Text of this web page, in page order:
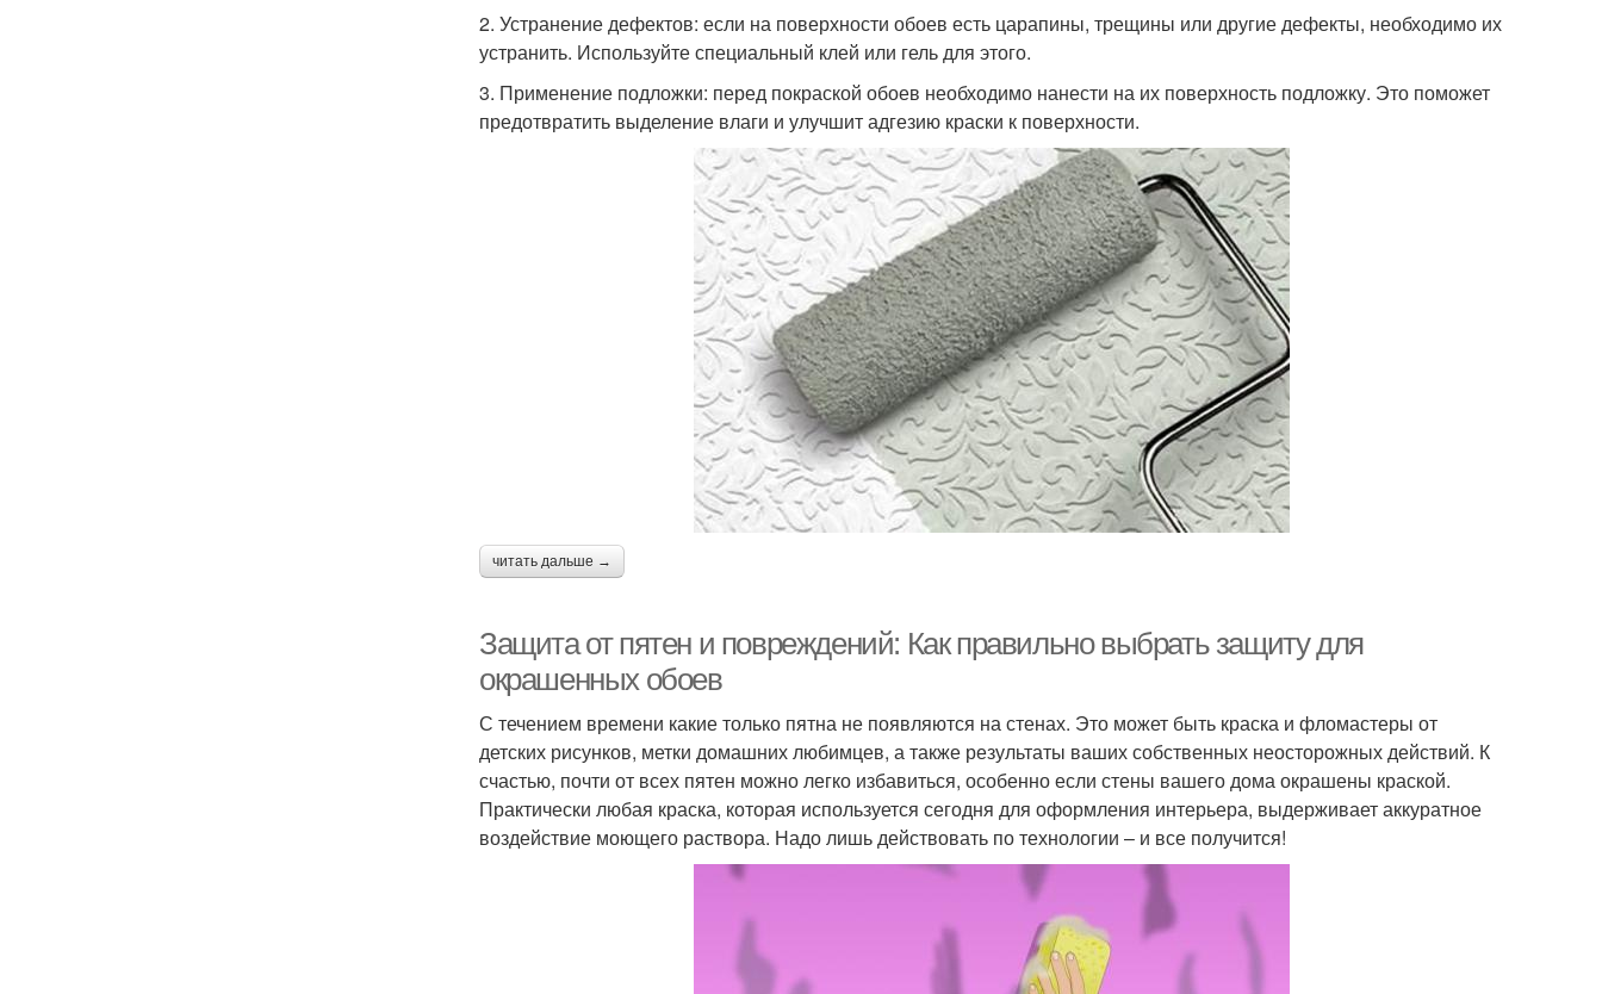
2. Устранение дефектов: если на поверхности обоев есть царапины, трещины или другие дефекты, необходимо их
устранить. Используйте специальный клей или гель для этого.
3. Применение подложки: перед покраской обоев необходимо нанести на их поверхность подложку. Это поможет
предотвратить выделение влаги и улучшит адгезию краски к поверхности.
читать дальше →
Защита от пятен и повреждений: Как правильно выбрать защиту для
окрашенных обоев
С течением времени какие только пятна не появляются на стенах. Это может быть краска и фломастеры от
детских рисунков, метки домашних любимцев, а также результаты ваших собственных неосторожных действий. К
счастью, почти от всех пятен можно легко избавиться, особенно если стены вашего дома окрашены краской.
Практически любая краска, которая используется сегодня для оформления интерьера, выдерживает аккуратное
воздействие моющего раствора. Надо лишь действовать по технологии – и все получится!